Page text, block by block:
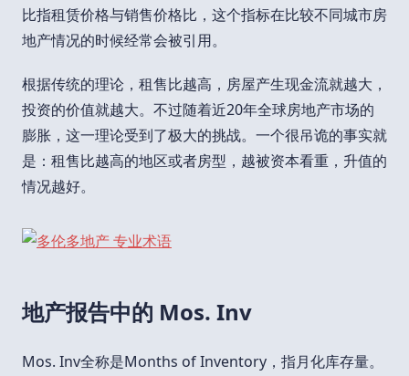
比指租赁价格与销售价格比，这个指标在比较不同城市房
地产情况的时候经常会被引用。
根据传统的理论，租售比越高，房屋产生现金流就越大，
投资的价值就越大。不过随着近20年全球房地产市场的
膨胀，这一理论受到了极大的挑战。一个很吊诡的事实就
是：租售比越高的地区或者房型，越被资本看重，升值的
情况越好。
地产报告中的 Mos. Inv
Mos. Inv全称是Months of Inventory，指月化库存量。